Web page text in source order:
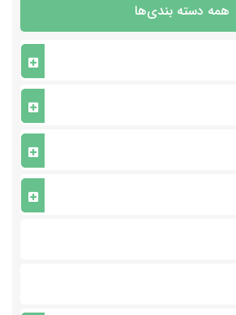
همه دسته بندی‌ها